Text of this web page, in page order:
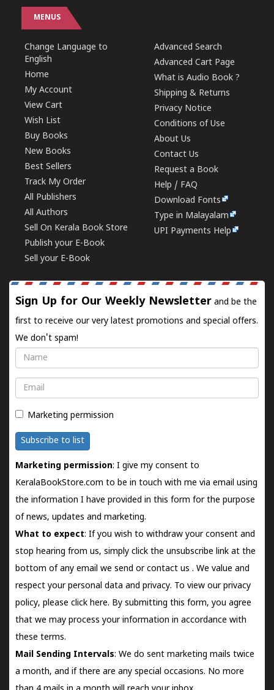
MENUS
Change Language to
English
Home
My Account
View Cart
Wish List
Buy Books
New Books
Best Sellers
Track My Order
All Publishers
All Authors
Sell On Kerala Book Store
Publish your E-Book
Sell your E-Book
Advanced Search
Advanced Cart Page
What is Audio Book ?
Shipping & Returns
Privacy Notice
Conditions of Use
About Us
Contact Us
Request a Book
Help / FAQ
Download Fonts
Type in Malayalam
UPI Payments Help
Sign Up for Our Weekly Newsletter and be the
first to receive our very latest promotions and special offers.
We don't spam!
Name
Email
Marketing permission
Subscribe to list
Marketing permission: I give my consent to
KeralaBookStore.com to be in touch with me via email using
the information I have provided in this form for the purpose
of news, updates and marketing.
What to expect: If you wish to withdraw your consent and
stop hearing from us, simply click the unsubscribe link at the
bottom of any email we send orcontact us . We value and
respect your personal data and privacy. To view our privacy
policy, please click here. By submitting this form, you agree
that we may process your information in accordance with
these terms.
Mail Sending Intervals: We do sent marketing mails twice
a month, and if there are any special occasions. No more